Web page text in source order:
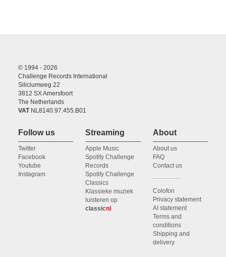
© 1994 - 2026
Challenge Records International
Siliciumweg 22
3812 SX Amersfoort
The Netherlands
VATNL8140.97.455.B01
Follow us
Twitter
Facebook
Youtube
Instagram
Streaming
Apple Music
Spotify Challenge
Records
Spotify Challenge
Classics
Klassieke muziek
luisteren op
classicnl
About
About us
FAQ
Contact us
Colofon
Privacy statement
AI statement
Terms and
conditions
Shipping and
delivery